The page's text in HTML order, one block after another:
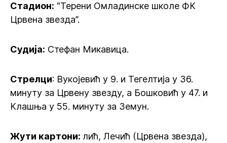
Стадион: “Терени Омладинске школе ФК
Црвена звезда”.
Судија: Стефан Микавица.
Стрелци: Вукојевић у 9. и Тегелтија у 36.
минуту за Црвену звезду, а Бошковић у 47. и
Клашња у 55. минуту за Земун.
Жути картони: лић, Лечић (Црвена звезда),